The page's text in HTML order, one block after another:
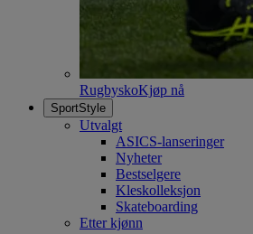
RugbyskoKjøp nå
SportStyle
Utvalgt
ASICS-lanseringer
Nyheter
Bestselgere
Kleskolleksjon
Skateboarding
Etter kjønn